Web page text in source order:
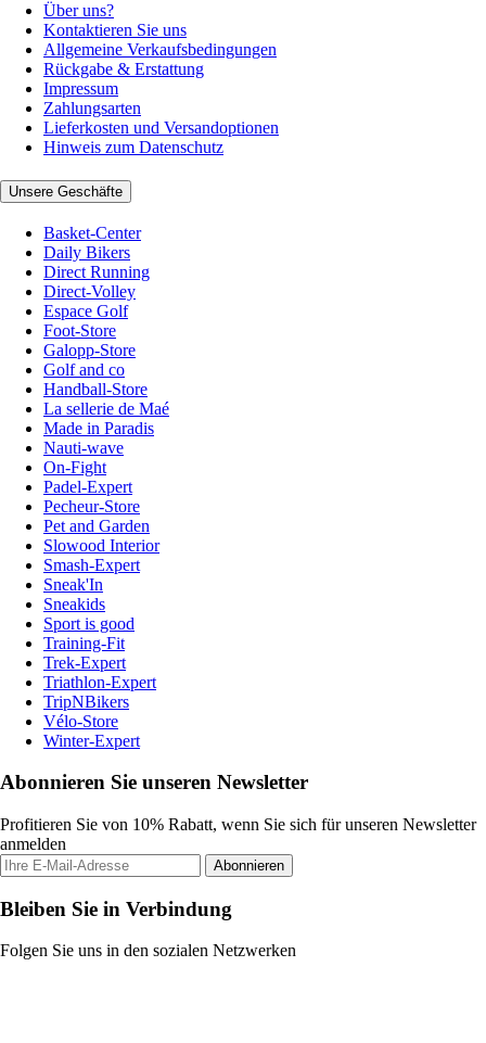
Über uns?
Kontaktieren Sie uns
Allgemeine Verkaufsbedingungen
Rückgabe & Erstattung
Impressum
Zahlungsarten
Lieferkosten und Versandoptionen
Hinweis zum Datenschutz
Unsere Geschäfte
Basket-Center
Daily Bikers
Direct Running
Direct-Volley
Espace Golf
Foot-Store
Galopp-Store
Golf and co
Handball-Store
La sellerie de Maé
Made in Paradis
Nauti-wave
On-Fight
Padel-Expert
Pecheur-Store
Pet and Garden
Slowood Interior
Smash-Expert
Sneak'In
Sneakids
Sport is good
Training-Fit
Trek-Expert
Triathlon-Expert
TripNBikers
Vélo-Store
Winter-Expert
Abonnieren Sie unseren Newsletter
Profitieren Sie von 10% Rabatt, wenn Sie sich für unseren Newsletter
anmelden
Abonnieren
Bleiben Sie in Verbindung
Folgen Sie uns in den sozialen Netzwerken